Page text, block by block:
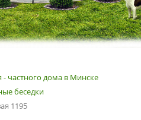
- частного дома в Минске
беседки
1195